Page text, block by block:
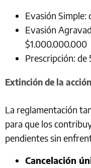
Evasión Simple:
Evasión
$1.000.000.000
Prescripción: de
Extinción de la
La reglamentación
para que los
pendientes sin
Cancelación